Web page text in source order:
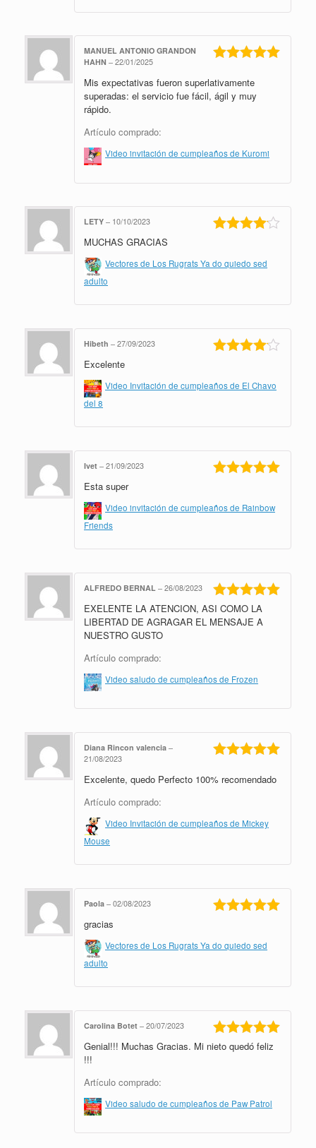
5de 5
MANUEL ANTONIO GRANDON
HAHN – 22/01/2025
Mis expectativas fueron superlativamente
superadas: el servicio fue fácil, ágil y muy
rápido.
Artículo comprado:
Video invitación de cumpleaños de Kuromi
LETY – 10/10/2023
MUCHAS GRACIAS
Vectores de Los Rugrats Ya do quiedo sed
adulto
Hibeth – 27/09/2023
Excelente
Video Invitación de cumpleaños de El Chavo
del 8
Ivet – 21/09/2023
Esta super
Video invitación de cumpleaños de Rainbow
Friends
Valorado en
5de 5
ALFREDO BERNAL – 26/08/2023
EXELENTE LA ATENCION, ASI COMO LA
LIBERTAD DE AGRAGAR EL MENSAJE A
NUESTRO GUSTO
Artículo comprado:
Video saludo de cumpleaños de Frozen
5 de 5
Diana Rincon valencia –
21/08/2023
Excelente, quedo Perfecto 100% recomendado
Artículo comprado:
Video Invitación de cumpleaños de Mickey
Mouse
Paola – 02/08/2023
gracias
Vectores de Los Rugrats Ya do quiedo sed
adulto
Valorado en
Carolina Botet – 20/07/2023
Genial!!! Muchas Gracias. Mi nieto quedó feliz
!!!
Artículo comprado:
Video saludo de cumpleaños de Paw Patrol